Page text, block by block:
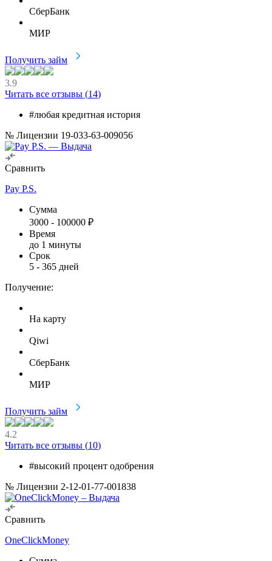
СберБанк
МИР
Получить займ
3.9
Читать все отзывы (14)
#любая кредитная история
№ Лицензии 19-033-63-009056
Сравнить
Pay P.S.
Сумма
3000 - 100000 ₽
Время
до 1 минуты
Срок
5 - 365 дней
Получение:
На карту
Qiwi
СберБанк
МИР
Получить займ
4.2
Читать все отзывы (10)
#высокий процент одобрения
№ Лицензии 2-12-01-77-001838
Сравнить
OneClickMoney